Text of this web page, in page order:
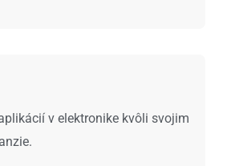
v elektronike kvôli svojim